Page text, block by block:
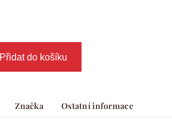
Přidat do košíku
Značka Ostatní informace